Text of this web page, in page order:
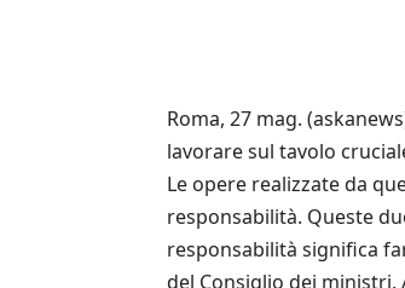
Roma, 27 mag.
lavorare sul tavolo
Le opere realizzate da
responsabilità. Queste
responsabilità significa
del Consiglio dei ministri,